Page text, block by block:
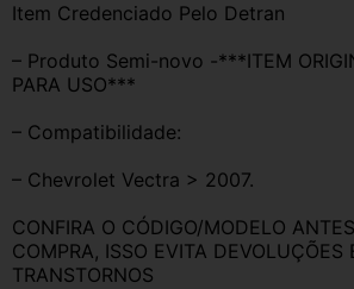
Item Credenciado Pelo Detran
– Produto Semi-novo -***ITEM
PARA USO***
– Compatibilidade:
– Chevrolet Vectra > 2007.
CONFIRA O CÓDIGO/MODELO
COMPRA, ISSO EVITA DEVOLUÇÕES
TRANSTORNOS